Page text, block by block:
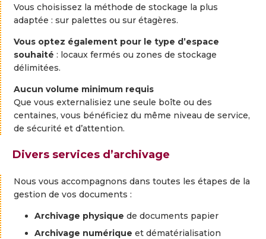
Vous choisissez la méthode de stockage la plus
adaptée : sur palettes ou sur étagères.
Vous optez également pour le type d’espace
souhaité : locaux fermés ou zones de stockage
délimitées.
Aucun volume minimum requis
Que vous externalisiez une seule boîte ou des
centaines, vous bénéficiez du même niveau de service,
de sécurité et d’attention.
Divers services d’archivage
Nous vous accompagnons dans toutes les étapes de la
gestion de vos documents :
Archivage physique de documents papier
Archivage numérique et dématérialisation